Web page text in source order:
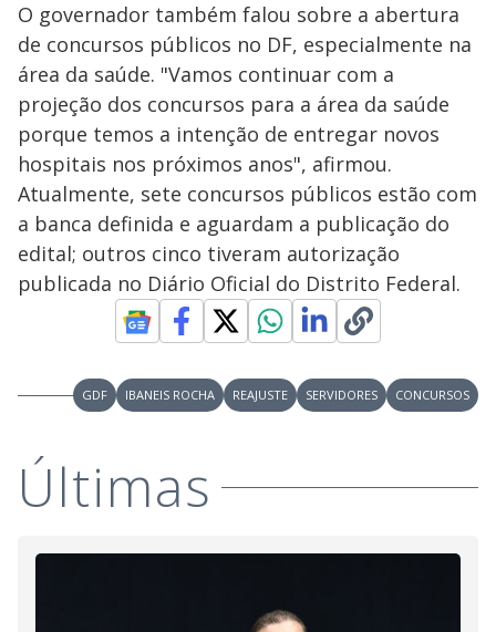
O governador também falou sobre a abertura
de concursos públicos no DF, especialmente na
área da saúde. "Vamos continuar com a
projeção dos concursos para a área da saúde
porque temos a intenção de entregar novos
hospitais nos próximos anos", afirmou.
Atualmente, sete concursos públicos estão com
a banca definida e aguardam a publicação do
edital; outros cinco tiveram autorização
publicada no Diário Oficial do Distrito Federal.
GDF IBANEIS ROCHA REAJUSTE SERVIDORES CONCURSOS
Últimas